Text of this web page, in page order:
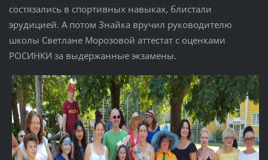
состязались в спортивных навыках, блистали
эрудицией. А потом Знайка вручил руководителю
школы Светлане Морозовой аттестат с оценками
РОСИНКИ за выдержанные экзамены.